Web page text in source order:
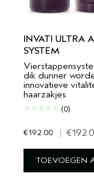
INVATI ULTRA
SYSTEM
dik dunner
innovatieve
haarzakjes.
(0)
€192.00 |
TOEVOEGEN